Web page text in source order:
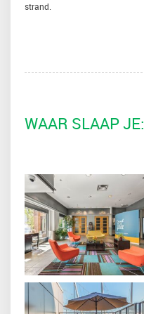
strand.
WAAR SLAAP JE: